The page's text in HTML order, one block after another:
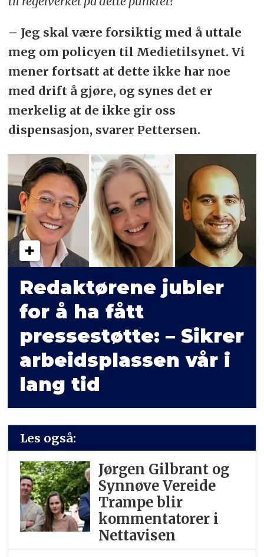
– Jeg skal være forsiktig med å uttale
meg om policyen til Medietilsynet. Vi
mener fortsatt at dette ikke har noe
med drift å gjøre, og synes det er
merkelig at de ikke gir oss
dispensasjon, svarer Pettersen.
Redaktørene jubler
for å ha fått
pressestøtte: – Sikrer
arbeidsplassen vår i
lang tid
Les også:
Jørgen Gilbrant og
Synnøve Vereide
Trampe blir
kommentatorer i
Nettavisen